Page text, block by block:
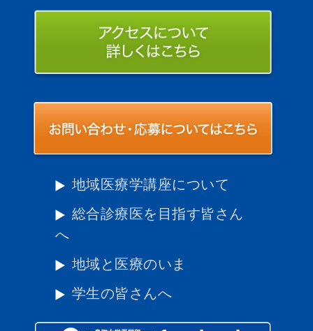
地域医療学講座について
総合診療医を目指す皆さん
へ
地域と医療のいま
学生の皆さんへ